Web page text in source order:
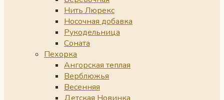
Нить Люрекс
Носочная добавка
Рукодельница
Соната
Пехорка
Ангорская теплая
Верблюжья
Весенняя